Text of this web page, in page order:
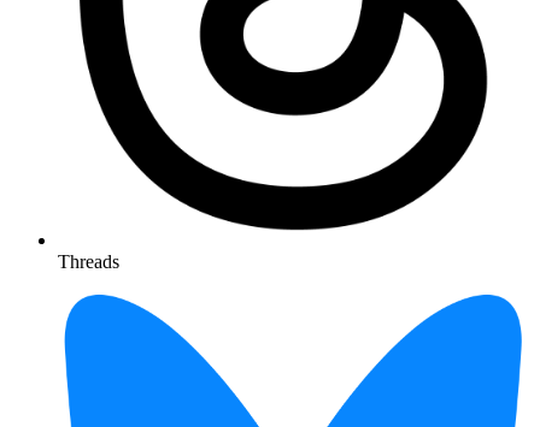
Threads